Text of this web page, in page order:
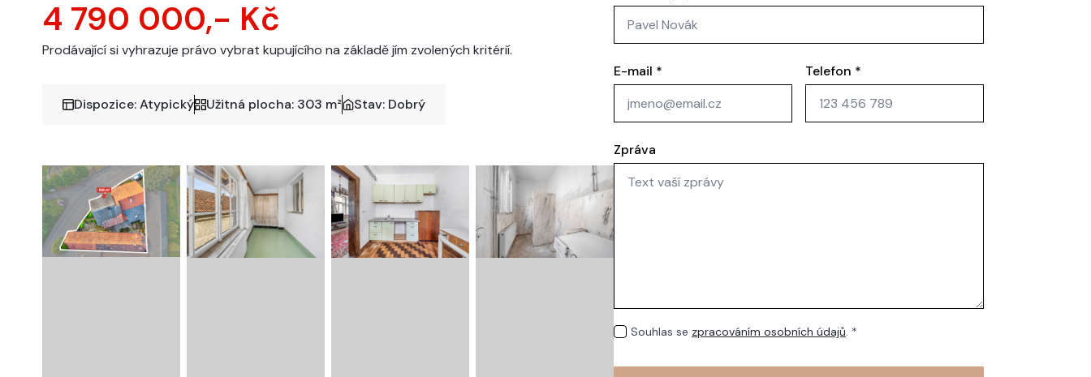
4 790 000,- Kč
Prodávající si vyhrazuje právo vybrat kupujícího na základě jím zvolených kritérií.
Dispozice: Atypický Užitná plocha: 303 m² Stav: Dobrý
E-mail * Telefon *
Zpráva
GDPRSouhlas se zpracováním osobních údajů. *